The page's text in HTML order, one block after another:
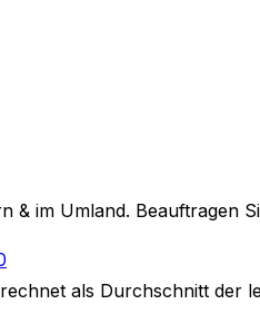
& im Umland. Beauftragen
als Durchschnitt der